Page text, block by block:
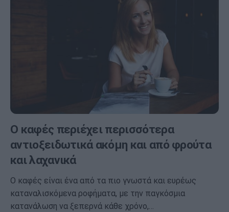
Ο καφές περιέχει περισσότερα
αντιοξειδωτικά ακόμη και από φρούτα
και λαχανικά
Ο καφές είναι ένα από τα πιο γνωστά και ευρέως
καταναλισκόμενα ροφήματα, με την παγκόσμια
κατανάλωση να ξεπερνά κάθε χρόνο,…